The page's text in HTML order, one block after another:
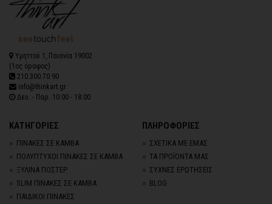
Υμηττού 1, Παιανία 19002
(1ος όροφος)
210.300.70.90
info@thinkart.gr
Δευ. - Παρ. 10:00 - 18:00
ΚΑΤΗΓΟΡΙΕΣ
ΠΙΝΑΚΕΣ ΣΕ ΚΑΜΒΑ
ΠΟΛΥΠΤΥΧΟΙ ΠΙΝΑΚΕΣ ΣΕ ΚΑΜΒΑ
ΞΥΛΙΝΑ ΠΟΣΤΕΡ
SLIM ΠΙΝΑΚΕΣ ΣΕ ΚΑΜΒΑ
ΠΑΙΔΙΚΟΙ ΠΙΝΑΚΕΣ
ΠΛΗΡΟΦΟΡΙΕΣ
ΣΧΕΤΙΚΑ ΜΕ ΕΜΑΣ
ΤΑ ΠΡΟΪΟΝΤΑ ΜΑΣ
ΣΥΧΝΕΣ ΕΡΩΤΗΣΕΙΣ
BLOG